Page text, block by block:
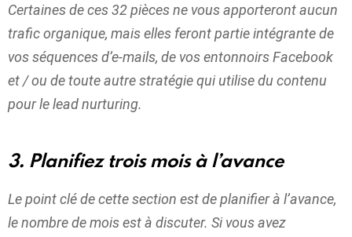
Certaines de ces 32 pièces ne vous apporteront aucun
trafic organique, mais elles feront partie intégrante de
vos séquences d’e-mails, de vos entonnoirs Facebook
et / ou de toute autre stratégie qui utilise du contenu
pour le lead nurturing.
3. Planifiez trois mois à l’avance
Le point clé de cette section est de planifier à l’avance,
le nombre de mois est à discuter. Si vous avez